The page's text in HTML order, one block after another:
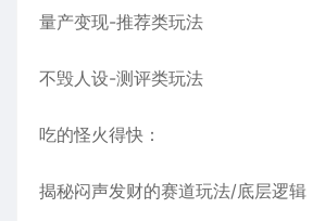
量产变现-推荐类玩法
不毁人设-测评类玩法
吃的怪火得快：
揭秘闷声发财的赛道玩法/底层逻辑